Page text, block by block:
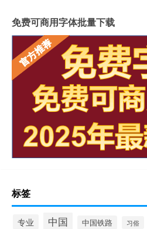
免费可商用字体批量下载
标签
专业 中国 中国铁路 习俗